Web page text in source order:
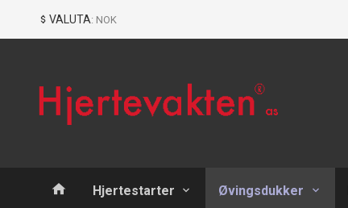
VALUTA: NOK
Produkter
Hjertestarter Øvingsdukker